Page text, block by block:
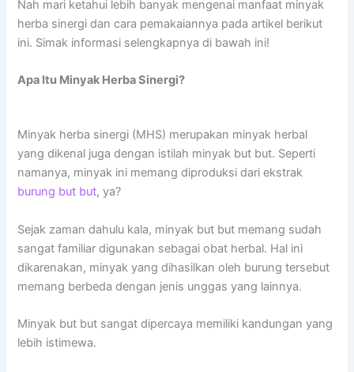
Nah mari ketahui lebih banyak mengenai manfaat minyak
herba sinergi dan cara pemakaiannya pada artikel berikut
ini. Simak informasi selengkapnya di bawah ini!
Apa Itu Minyak Herba Sinergi?
Minyak herba sinergi (MHS) merupakan minyak herbal
yang dikenal juga dengan istilah minyak but but. Seperti
namanya, minyak ini memang diproduksi dari ekstrak
burung but but, ya?
Sejak zaman dahulu kala, minyak but but memang sudah
sangat familiar digunakan sebagai obat herbal. Hal ini
dikarenakan, minyak yang dihasilkan oleh burung tersebut
memang berbeda dengan jenis unggas yang lainnya.
Minyak but but sangat dipercaya memiliki kandungan yang
lebih istimewa.